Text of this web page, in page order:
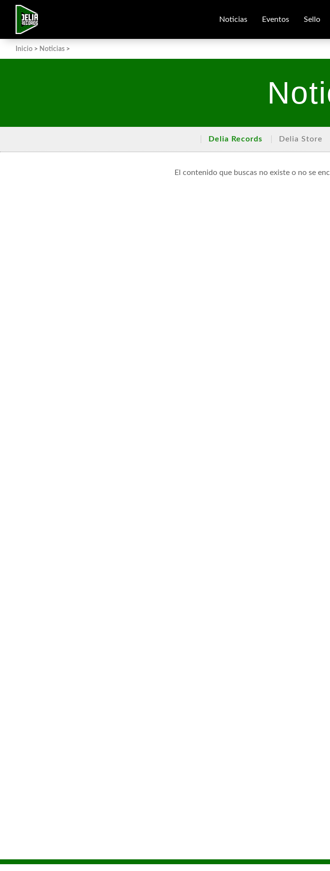
Noticias Eventos Sello
Inicio > Noticias >
Delia Records Delia Store
El contenido que buscas no existe o no se